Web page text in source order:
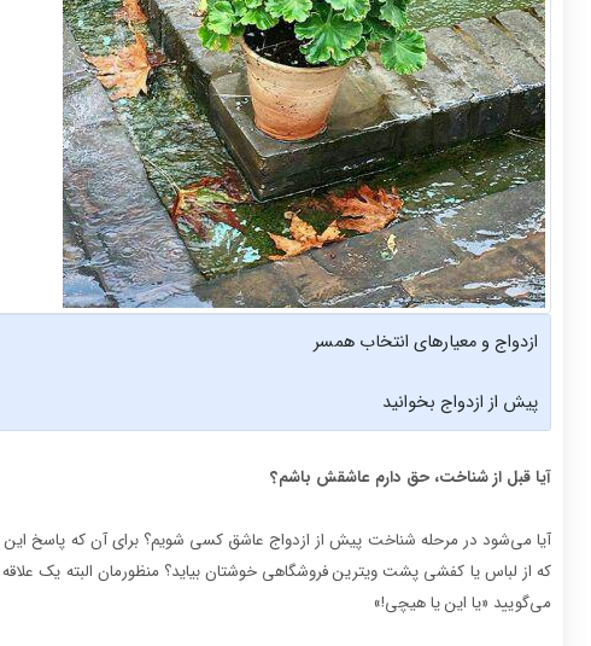
ازدواج و معیارهای انتخاب همسر
پیش از ازدواج بخوانید
آیا قبل از شناخت، حق دارم عاشقش باشم؟
آیا می‌شود در مرحله شناخت پیش از ازدواج عاشق کسی شویم؟ برای آن که پاسخ
که از لباس یا کفشی پشت ویترین فروشگاهی خوشتان بیاید؟ منظورمان البته یک
می‌گویید «یا این یا هیچی!»